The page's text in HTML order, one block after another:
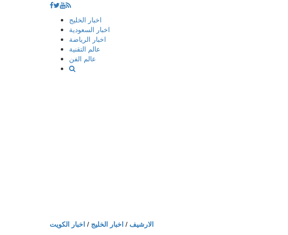
إذهب
المحتوى
اخبار الخليج
اخبار السعودية
اخبار الرياضة
عالم التقنية
عالم الفن
الارشيف / اخبار الخليج / اخبار الكويت